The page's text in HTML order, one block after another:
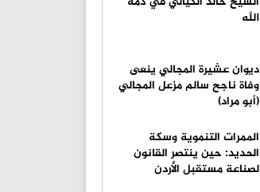
الله
ديوان عشيرة المجالي ينعى
وفاة ناجح سالم مزعل المجالي
(أبو مراد)
الممرات التنموية وسكة
الحديد: حين ينتصر القانون
لصناعة مستقبل الأردن